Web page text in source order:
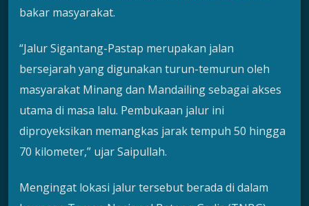
bakar masyarakat.
“Jalur Sigantang-Pastap merupakan jalan
bersejarah yang digunakan turun-temurun oleh
masyarakat Minang dan Mandailing sebagai akses
utama di masa lalu. Pembukaan jalur ini
diproyeksikan memangkas jarak tempuh 50 hingga
70 kilometer,” ujar Saipullah.
Mengingat lokasi jalur tersebut berada di dalam